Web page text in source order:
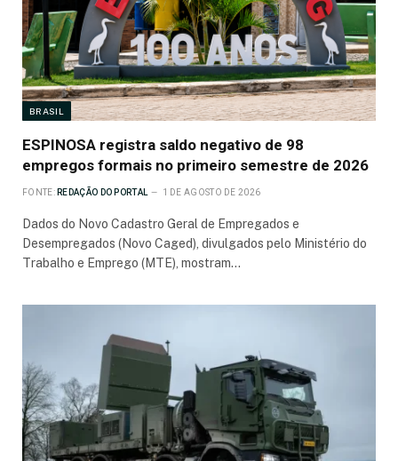
BRASIL
ESPINOSA registra saldo negativo de 98
empregos formais no primeiro semestre de 2026
FONTE: REDAÇÃO DO PORTAL 1 DE AGOSTO DE 2026
Dados do Novo Cadastro Geral de Empregados e
Desempregados (Novo Caged), divulgados pelo Ministério do
Trabalho e Emprego (MTE), mostram…